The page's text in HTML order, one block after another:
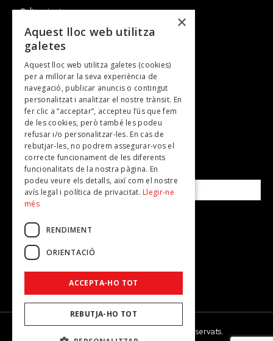
Cultura i art
Entrevistes
Gastronomia
TV
Plans per fer
Revistes
SUBSCRIU-TE A LA NOSTRA NEWSLETTER!
Correu electrònic*
Accepto lapolítica de privacitat
© 2026 - Dona Secret - Tots els drets reservats.
×
Aquest lloc web utilitza
galetes
Aquest lloc web utilitza galetes (cookies)
per a millorar la seva experiència de
navegació, publicar anuncis o contingut
personalitzat i analitzar el nostre trànsit. En
fer clic a “acceptar”, accepteu l’ús que fem
de les cookies, però també les podeu
refusar i/o personalitzar-les. En cas de
rebutjar-les, no podrem assegurar-vos el
correcte funcionament de les diferents
funcionalitats de la nostra pàgina. En
podeu veure els detalls, així com el nostre
avís legal i política de privacitat. Llegir-ne
més
RENDIMENT
ORIENTACIÓ
ACCEPTA-HO TOT
REBUTJA-HO TOT